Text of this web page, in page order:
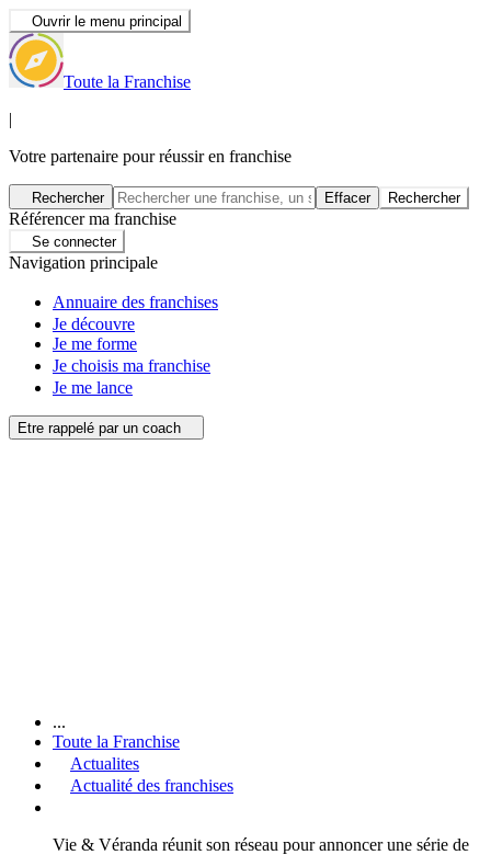
Ouvrir le menu principal
Toute la Franchise
|
Votre partenaire pour réussir en franchise
Rechercher Effacer Rechercher
Référencer ma franchise
Se connecter
Navigation principale
Annuaire des franchises
Je découvre
Je me forme
Je choisis ma franchise
Je me lance
Etre rappelé par un coach
...
Toute la Franchise
Actualites
Actualité des franchises
Vie & Véranda réunit son réseau pour annoncer une série de